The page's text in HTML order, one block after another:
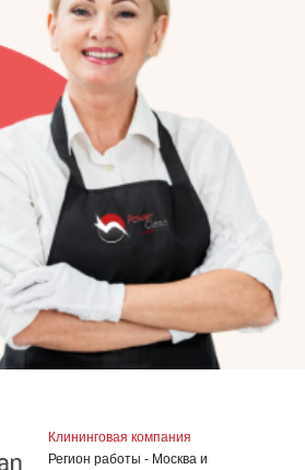
Клининговая компания
Регион работы - Москва и